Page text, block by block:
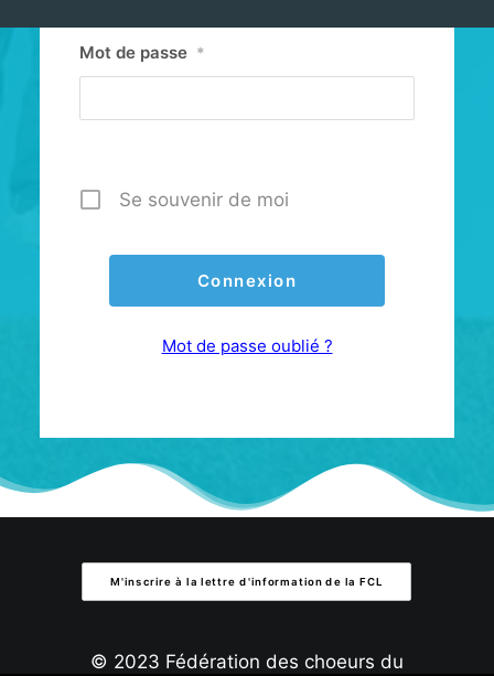
Mot de passe *
Se souvenir de moi
Mot de passe oublié ?
M'inscrire à la lettre d'information de la FCL
© 2023 Fédération des choeurs du